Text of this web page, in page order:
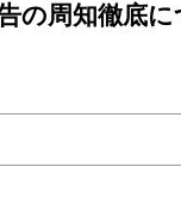
の周知徹底